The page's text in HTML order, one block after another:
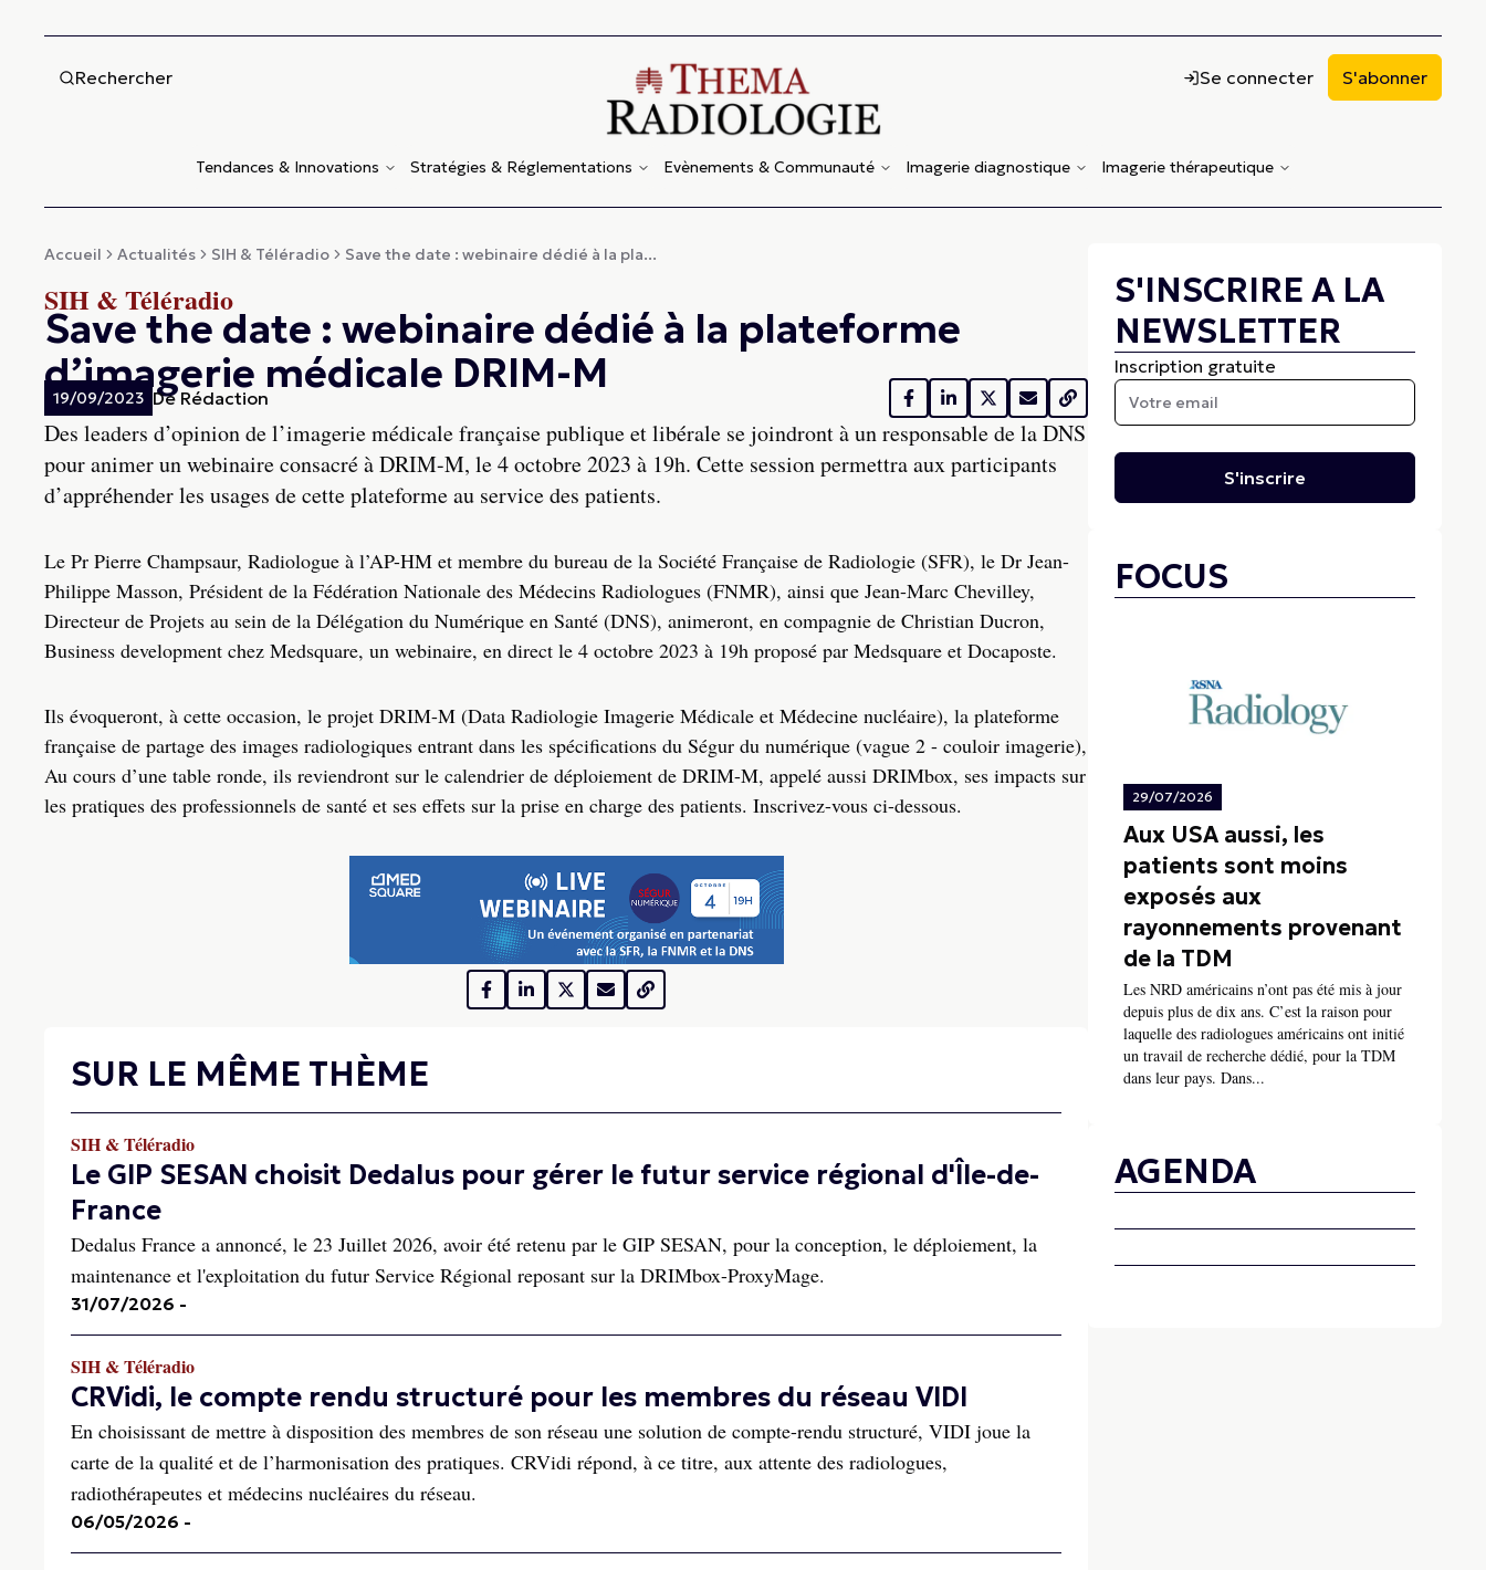
Rechercher Se connecter S'abonner
Tendances & Innovations Stratégies & Réglementations Evènements & Communauté Imagerie diagnostique Imagerie thérapeutique
Accueil Actualités SIH & Téléradio Save the date : webinaire dédié à la pla...
SIH & Téléradio
Save the date : webinaire dédié à la plateforme
d’imagerie médicale DRIM-M
19/09/2023 DeRédaction
Des leaders d’opinion de l’imagerie médicale française publique et libérale se joindront à un responsable de la DNS
pour animer un webinaire consacré à DRIM-M, le 4 octobre 2023 à 19h. Cette session permettra aux participants
d’appréhender les usages de cette plateforme au service des patients.
Le Pr Pierre Champsaur, Radiologue à l’AP-HM et membre du bureau de la Société Française de Radiologie (SFR), le Dr Jean-
Philippe Masson, Président de la Fédération Nationale des Médecins Radiologues (FNMR), ainsi que Jean-Marc Chevilley,
Directeur de Projets au sein de la Délégation du Numérique en Santé (DNS), animeront, en compagnie de Christian Ducron,
Business development chez Medsquare, un webinaire, en direct le 4 octobre 2023 à 19h proposé par Medsquare et Docaposte.
Ils évoqueront, à cette occasion, le projet DRIM-M (Data Radiologie Imagerie Médicale et Médecine nucléaire), la plateforme
française de partage des images radiologiques entrant dans les spécifications du Ségur du numérique (vague 2 - couloir imagerie),
Au cours d’une table ronde, ils reviendront sur le calendrier de déploiement de DRIM-M, appelé aussi DRIMbox, ses impacts sur
les pratiques des professionnels de santé et ses effets sur la prise en charge des patients. Inscrivez-vous ci-dessous.
SUR LE MÊME THÈME
SIH & Téléradio
Le GIP SESAN choisit Dedalus pour gérer le futur service régional d'Île-de-
France
Dedalus France a annoncé, le 23 Juillet 2026, avoir été retenu par le GIP SESAN, pour la conception, le déploiement, la
maintenance et l'exploitation du futur Service Régional reposant sur la DRIMbox-ProxyMage.
31/07/2026 -
SIH & Téléradio
CRVidi, le compte rendu structuré pour les membres du réseau VIDI
En choisissant de mettre à disposition des membres de son réseau une solution de compte-rendu structuré, VIDI joue la
carte de la qualité et de l’harmonisation des pratiques. CRVidi répond, à ce titre, aux attente des radiologues,
radiothérapeutes et médecins nucléaires du réseau.
06/05/2026 -
S'INSCRIRE A LA
NEWSLETTER
Inscription gratuite
S'inscrire
FOCUS
29/07/2026
Aux USA aussi, les
patients sont moins
exposés aux
rayonnements provenant
de la TDM
Les NRD américains n’ont pas été mis à jour
depuis plus de dix ans. C’est la raison pour
laquelle des radiologues américains ont initié
un travail de recherche dédié, pour la TDM
dans leur pays. Dans...
AGENDA